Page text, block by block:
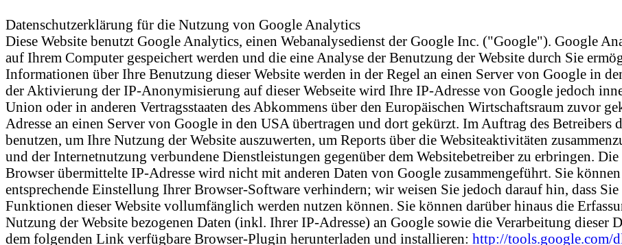
Datenschutzerklärung für die Nutzung von Google Analytics
Diese Website benutzt Google Analytics, einen Webanalysedienst der Google Inc. ("Google"). Google
auf Ihrem Computer gespeichert werden und die eine Analyse der Benutzung der Website durch Sie
Informationen über Ihre Benutzung dieser Website werden in der Regel an einen Server von Google in
der Aktivierung der IP-Anonymisierung auf dieser Webseite wird Ihre IP-Adresse von Google jedoch
Union oder in anderen Vertragsstaaten des Abkommens über den Europäischen Wirtschaftsraum zuvor
Adresse an einen Server von Google in den USA übertragen und dort gekürzt. Im Auftrag des Betreibers
benutzen, um Ihre Nutzung der Website auszuwerten, um Reports über die Websiteaktivitäten
und der Internetnutzung verbundene Dienstleistungen gegenüber dem Websitebetreiber zu erbringen.
Browser übermittelte IP-Adresse wird nicht mit anderen Daten von Google zusammengeführt. Sie
entsprechende Einstellung Ihrer Browser-Software verhindern; wir weisen Sie jedoch darauf hin, dass
Funktionen dieser Website vollumfänglich werden nutzen können. Sie können darüber hinaus die
Nutzung der Website bezogenen Daten (inkl. Ihrer IP-Adresse) an Google sowie die Verarbeitung dieser
dem folgenden Link verfügbare Browser-Plugin herunterladen und installieren: http://tools.google.com/